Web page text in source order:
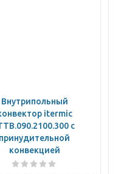
Внутрипольный
itermic
с
принудительной
конвекцией